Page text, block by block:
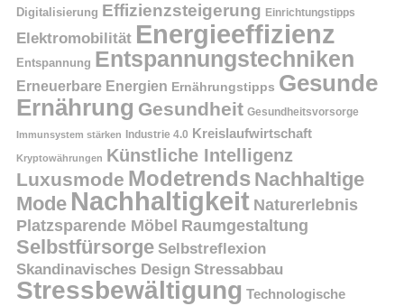
Digitalisierung Effizienzsteigerung Einrichtungstipps
Elektromobilität Energieeffizienz
Entspannung Entspannungstechniken
Erneuerbare Energien Ernährungstipps Gesunde
Ernährung Gesundheit Gesundheitsvorsorge
Immunsystem stärken Industrie 4.0 Kreislaufwirtschaft
Kryptowährungen Künstliche Intelligenz
Luxusmode Modetrends Nachhaltige
Mode Nachhaltigkeit Naturerlebnis
Platzsparende Möbel Raumgestaltung
Selbstfürsorge Selbstreflexion
Skandinavisches Design Stressabbau
Stressbewältigung Technologische